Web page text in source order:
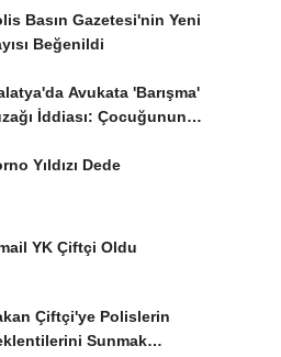
Basın Gazetesi'nin Yeni
Beğenildi
Avukata 'Barışma'
İddiası: Çocuğunun
Yıldızı Dede
YK Çiftçi Oldu
Çiftçi'ye Polislerin
Sunmak